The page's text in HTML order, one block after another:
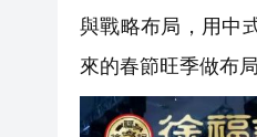
與戰略布局，用中
來的春節旺季做布局